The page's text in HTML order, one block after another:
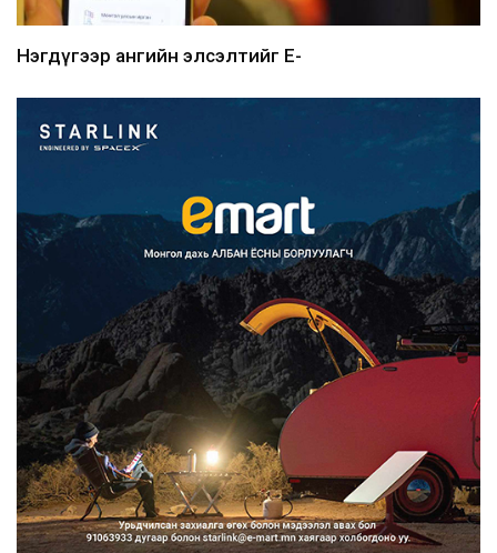
Нэгдүгээр ангийн элсэлтийг E-
Францад иргэд рүү зөвшөөрөлгүй
сурталчилгааны дууд...
2026/08/07
Нийтийн тээврийн Ч:19А чиглэлийн
замналд түр хугац...
2026/08/07